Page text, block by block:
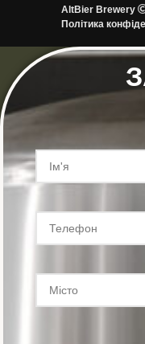
AltBier Brewery
Політика